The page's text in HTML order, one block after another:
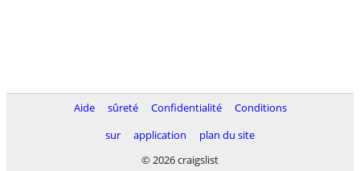
Aide sûreté Confidentialité
Conditions
sur
application
plan du site
© 2026 craigslist